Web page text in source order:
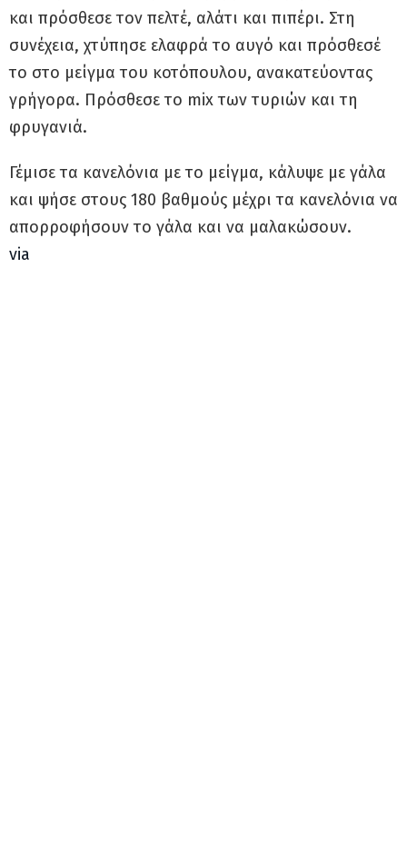
και πρόσθεσε τον πελτέ, αλάτι και πιπέρι. Στη
συνέχεια, χτύπησε ελαφρά το αυγό και πρόσθεσέ
το στο μείγμα του κοτόπουλου, ανακατεύοντας
γρήγορα. Πρόσθεσε το mix των τυριών και τη
φρυγανιά.
Γέμισε τα κανελόνια με το μείγμα, κάλυψε με γάλα
και ψήσε στους 180 βαθμούς μέχρι τα κανελόνια να
απορροφήσουν το γάλα και να μαλακώσουν.
via